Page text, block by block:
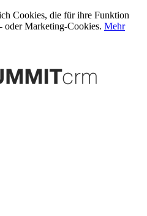
Cookies, die für ihre Funktion
oder Marketing-Cookies. Mehr